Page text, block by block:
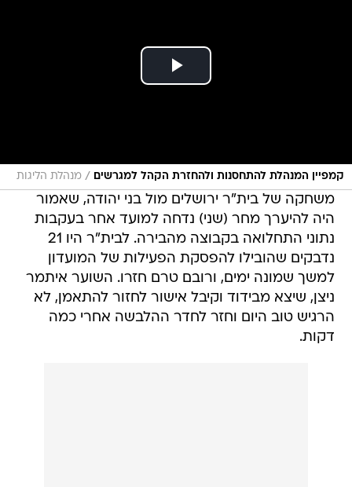
קמפיין המנהלת להתחסנות ולהחזרת הקהל למגרשים / מנהלת הליגות
משחקה של בית"ר ירושלים מול בני יהודה, שאמור
היה להיערך מחר (שני) נדחה למועד אחר בעקבות
נתוני התחלואה בקבוצה מהבירה. לבית"ר היו 21
נדבקים שהובילו להפסקת הפעילות של המועדון
למשך שמונה ימים, ורובם טרם חזרו. השוער איתמר
ניצן, שיצא מבידוד וקיבל אישור לחזור להתאמן, לא
הרגיש טוב היום וחזר לחדר ההלבשה אחרי כמה
דקות.